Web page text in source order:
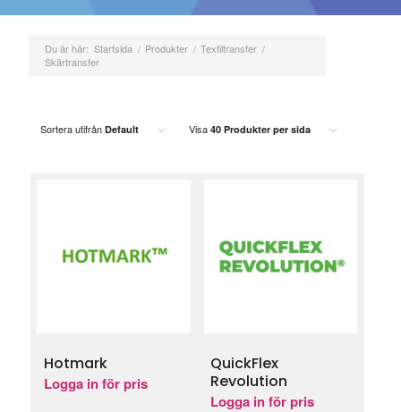
Du är här: Startsida / Produkter / Textiltransfer /
Skärtransfer
Sortera utifrån Default Visa 40 Produkter per sida
Hotmark
Logga in för pris
QuickFlex
Revolution
Logga in för pris